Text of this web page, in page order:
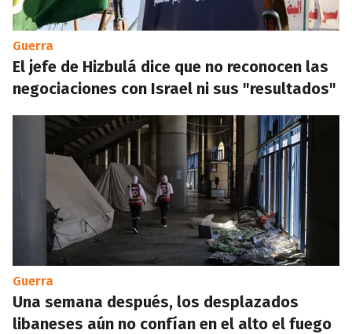
Guerra
El jefe de Hizbulá dice que no reconocen las
negociaciones con Israel ni sus "resultados"
Guerra
Una semana después, los desplazados
libaneses aún no confían en el alto el fuego